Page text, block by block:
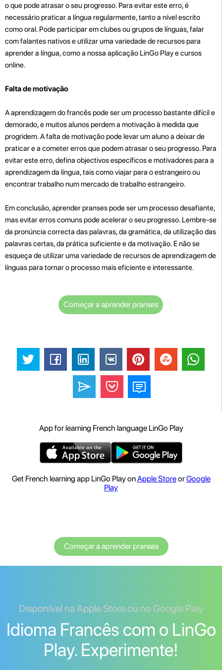
o que pode atrasar o seu progresso. Para evitar este erro, é
necessário praticar a língua regularmente, tanto a nível escrito
como oral. Pode participar em clubes ou grupos de línguas, falar
com falantes nativos e utilizar uma variedade de recursos para
aprender a língua, como a nossa aplicação LinGo Play e cursos
online.
Falta de motivação
A aprendizagem do francês pode ser um processo bastante difícil e
demorado, e muitos alunos perdem a motivação à medida que
progridem. A falta de motivação pode levar um aluno a deixar de
praticar e a cometer erros que podem atrasar o seu progresso. Para
evitar este erro, defina objectivos específicos e motivadores para a
aprendizagem da língua, tais como viajar para o estrangeiro ou
encontrar trabalho num mercado de trabalho estrangeiro.
Em conclusão, aprender pranses pode ser um processo desafiante,
mas evitar erros comuns pode acelerar o seu progresso. Lembre-se
da pronúncia correcta das palavras, da gramática, da utilização das
palavras certas, da prática suficiente e da motivação. E não se
esqueça de utilizar uma variedade de recursos de aprendizagem de
línguas para tornar o processo mais eficiente e interessante.
Começar a aprender pranses
App for learning French language LinGo Play
Get French learning app LinGo Play onApple StoreorGoogle
Play
Começar a aprender pranses
Disponível na Apple Store ou no Google Play
Idioma Francês com o LinGo
Play. Experimente!